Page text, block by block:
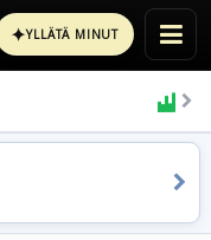
✦YLLÄTÄ MINUT